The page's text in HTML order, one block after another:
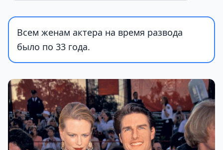
Всем женам актера на время развода
было по 33 года.